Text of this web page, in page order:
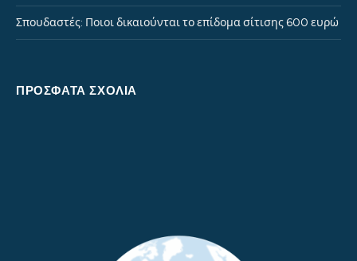
Σπουδαστές: Ποιοι δικαιούνται το επίδομα σίτισης 600 ευρώ
ΠΡΌΣΦΑΤΑ ΣΧΌΛΙΑ